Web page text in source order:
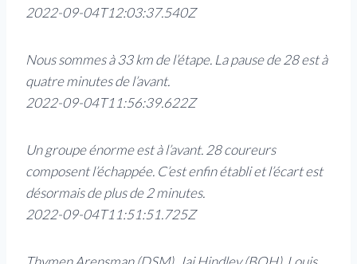
2022-09-04T12:03:37.540Z
Nous sommes à 33 km de l’étape. La pause de 28 est à
quatre minutes de l’avant.
2022-09-04T11:56:39.622Z
Un groupe énorme est à l’avant. 28 coureurs
composent l’échappée. C’est enfin établi et l’écart est
désormais de plus de 2 minutes.
2022-09-04T11:51:51.725Z